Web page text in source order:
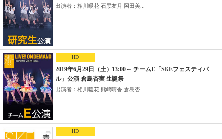
出演者：相川暖花 石黒友月 岡田美...
HD
2019年6月29日（土）13:00～ チームE「SKEフェスティバ
ル」公演 倉島杏実 生誕祭
出演者：相川暖花 熊崎晴香 倉島杏...
HD